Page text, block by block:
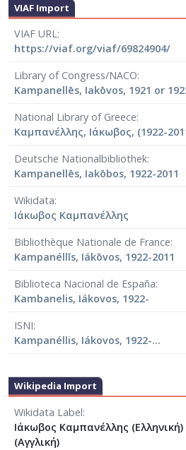
VIAF Import
VIAF URL
https://viaf.org/viaf/69824904/
Library of Congress/NACO
Kampanellēs, Iakōvos, 1921 or
National Library of Greece
Καμπανέλλης, Ιάκωβος, (1922-
Deutsche Nationalbibliothek
Kampanellēs, Iakōbos, 1922-2011
Wikidata
Ιάκωβος Καμπανέλλης
Bibliothèque Nationale de France
Kampanéllīs, Iákōvos, 1922-2011
Biblioteca Nacional de España
Kambanelis, Iákovos, 1922-
ISNI
Kampanéllis, Iákovos, 1922-...
Wikipedia Import
Wikidata Label
Ιάκωβος Καμπανέλλης (Ελληνική)
(Αγγλική)